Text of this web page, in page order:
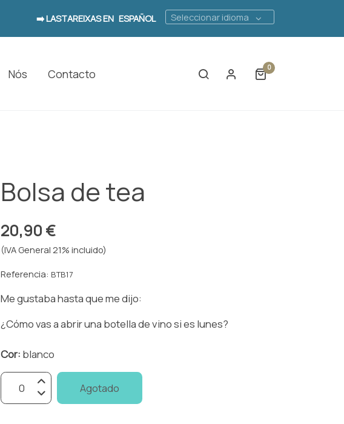
➡️ LASTAREIXAS EN ESPAÑOL Seleccionar idioma
Nós Contacto 0
Bolsa de tea
20,90 €
(IVA General 21% incluido)
Referencia: BTB17
Me gustaba hasta que me dijo:
¿Cómo vas a abrir una botella de vino si es lunes?
Cor: blanco
Agotado